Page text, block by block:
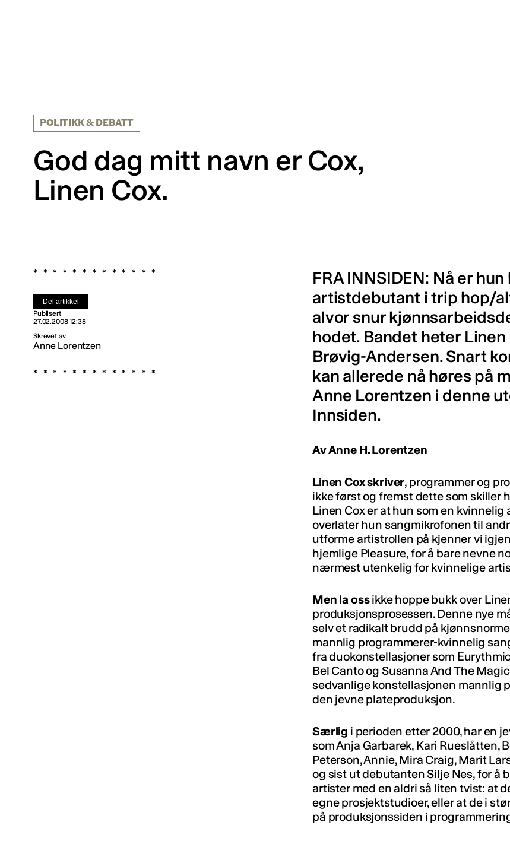
POLITIKK & DEBATT
God dag mitt navn er Cox,
Linen Cox.
Del artikkel
Publisert
27.02.2008 12:38
Skrevet av
Anne Lorentzen
FRA INNSIDEN: Nå er
artistdebutant i trip hop/
alvor snur
hodet. Bandet heter
Brøvig-Andersen. Snart
kan allerede nå høres på
Anne Lorentzen i denne
Innsiden.
Av Anne H. Lorentzen
Linen Cox skriver, programmer og
ikke først og fremst dette som skiller
Linen Cox er at hun som en
overlater hun sangmikrofonen til
utforme artistrollen på kjenner vi
hjemlige Pleasure, for å bare nevne
nærmest utenkelig for kvinnelige
Men la ossikke hoppe bukk over
produksjonsprosessen. Denne nye
selv et radikalt brudd på
mannlig programmerer-kvinnelig
fra duokonstellasjoner som
Bel Canto og Susanna And The
sedvanlige konstellasjonen mannlig
den jevne plateproduksjon.
Særlig i perioden etter 2000, har en
som Anja Garbarek, Kari Rueslåtten,
Peterson, Annie, Mira Craig, Marit
og sist ut debutanten Silje Nes, for å
artister med en aldri så liten tvist: at
egne prosjektstudioer, eller at de i
på produksjonssiden i